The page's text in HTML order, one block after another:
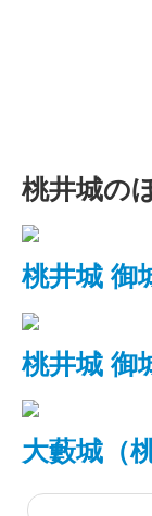
桃井城の
桃井城 御
桃井城 御
大藪城（